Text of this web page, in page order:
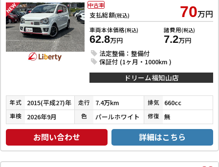
支払総額(税込) 70万円
車両本体価格(税込)
62.8万円
諸費用(税込)
7.2万円
法定整備：整備付
保証付 (1ヶ月・1000km )
中古車
ドリーム福知山店
年式 2015(平成27)年 走行 7.4万km 排気 660cc
車検 2026年9月 色 パールホワイト 修復 無
お問い合わせ 詳細はこちら